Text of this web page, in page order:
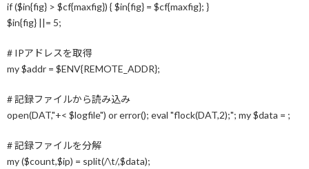
if ($in{fig} > $cf{maxfig}) { $in{fig} = $cf{maxfig}; }
$in{fig} ||= 5;
# IPアドレスを取得
my $addr = $ENV{REMOTE_ADDR};
# 記録ファイルから読み込み
open(DAT,"+< $logfile") or error(); eval "flock(DAT,2);"; my $data = ;
# 記録ファイルを分解
my ($count,$ip) = split(/\t/,$data);